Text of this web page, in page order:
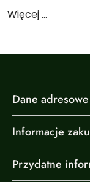
Więcej ...
Dane adresowe
Informacje
Przydatne